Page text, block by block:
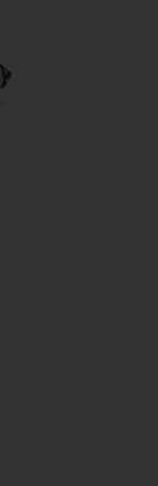
ORIGINAL